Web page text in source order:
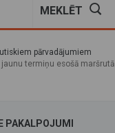
MEKLĒT
pārvadājumiem
termiņu esošā maršrutā
PAKALPOJUMI